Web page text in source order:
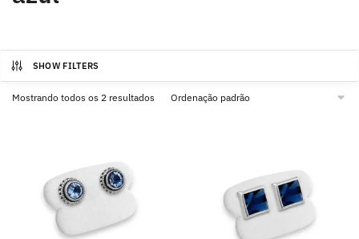
SHOW FILTERS
Mostrando todos os 2 resultados